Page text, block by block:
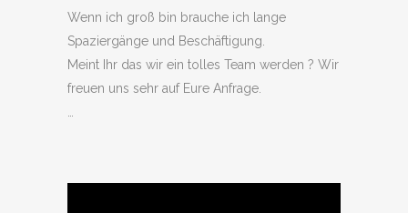
Wenn ich groß bin brauche ich lange
Spaziergänge und Beschäftigung.
Meint Ihr das wir ein tolles Team werden ? Wir
freuen uns sehr auf Eure Anfrage.
…